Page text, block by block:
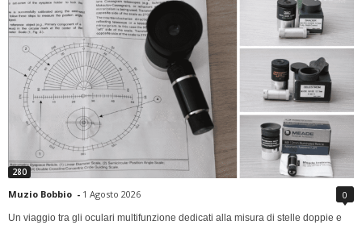
280
Muzio Bobbio - 1 Agosto 2026 0
Un viaggio tra gli oculari multifunzione dedicati alla misura di stelle doppie e